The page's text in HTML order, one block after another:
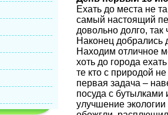
Ехать до места не
самый настоящий
довольно долго,
Наконец добрались
Находим отличное
хоть до города
те кто с природой
первая задача –
посуда с
улучшение